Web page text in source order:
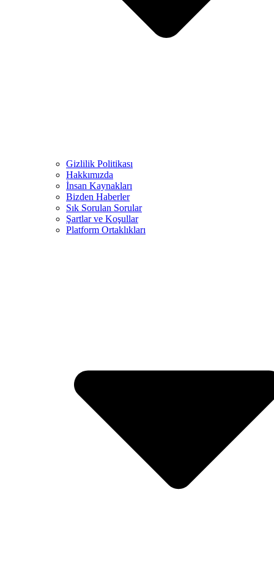
Gizlilik Politikası
Hakkımızda
İnsan Kaynakları
Bizden Haberler
Sık Sorulan Sorular
Şartlar ve Koşullar
Platform Ortaklıkları